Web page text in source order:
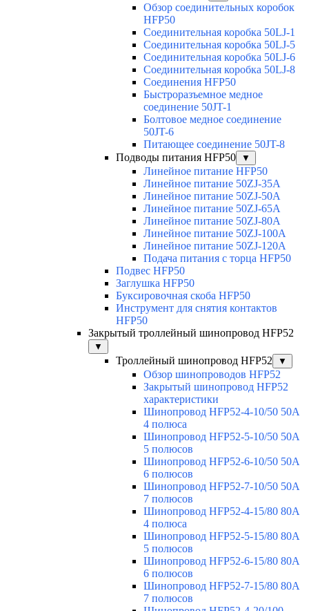
Обзор соединительных коробок
HFP50
Соединительная коробка 50LJ-1
Соединительная коробка 50LJ-5
Соединительная коробка 50LJ-6
Соединительная коробка 50LJ-8
Соединения HFP50
Быстроразъемное медное
соединение 50JT-1
Болтовое медное соединение
50JT-6
Питающее соединение 50JT-8
Подводы питания HFP50
▼
Линейное питание HFP50
Линейное питание 50ZJ-35A
Линейное питание 50ZJ-50A
Линейное питание 50ZJ-65A
Линейное питание 50ZJ-80A
Линейное питание 50ZJ-100A
Линейное питание 50ZJ-120A
Подача питания с торца HFP50
Подвес HFP50
Заглушка HFP50
Буксировочная скоба HFP50
Инструмент для снятия контактов
HFP50
Закрытый троллейный шинопровод HFP52
▼
Троллейный шинопровод HFP52 ▼
Обзор шинопроводов HFP52
Закрытый шинопровод HFP52
характеристики
Шинопровод HFP52-4-10/50 50A
4 полюса
Шинопровод HFP52-5-10/50 50А
5 полюсов
Шинопровод HFP52-6-10/50 50А
6 полюсов
Шинопровод HFP52-7-10/50 50А
7 полюсов
Шинопровод HFP52-4-15/80 80A
4 полюса
Шинопровод HFP52-5-15/80 80А
5 полюсов
Шинопровод HFP52-6-15/80 80А
6 полюсов
Шинопровод HFP52-7-15/80 80А
7 полюсов